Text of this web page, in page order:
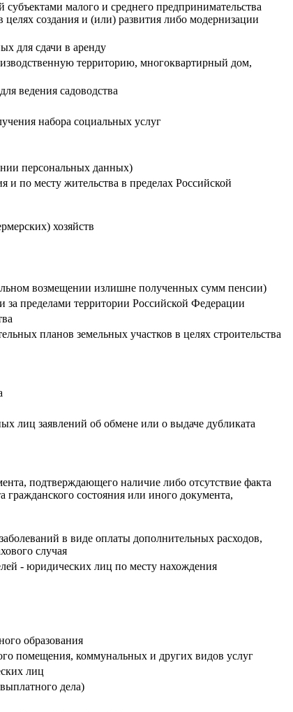
малого и среднего предпринимательства
создания и (или) развития либо модернизации
для сдачи в аренду
территорию, многоквартирный дом,
ведения садоводства
набора социальных услуг
персональных данных)
по месту жительства в пределах Российской
хозяйств
возмещении излишне полученных сумм пенсии)
пределами территории Российской Федерации
планов земельных участков в целях строительства
лиц заявлений об обмене или о выдаче дубликата
подтверждающего наличие либо отсутствие факта
гражданского состояния или иного документа,
в виде оплаты дополнительных расходов,
случая
- юридических лиц по месту нахождения
образования
помещения, коммунальных и других видов услуг
лиц
дела)